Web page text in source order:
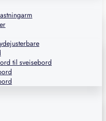
til sveisebord